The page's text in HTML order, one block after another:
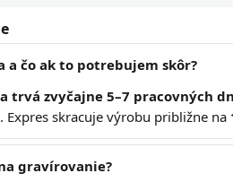
a čo ak to potrebujem skôr?
trvá zvyčajne 5–7 pracovných
. Expres skracuje výrobu približne na
gravírovanie?